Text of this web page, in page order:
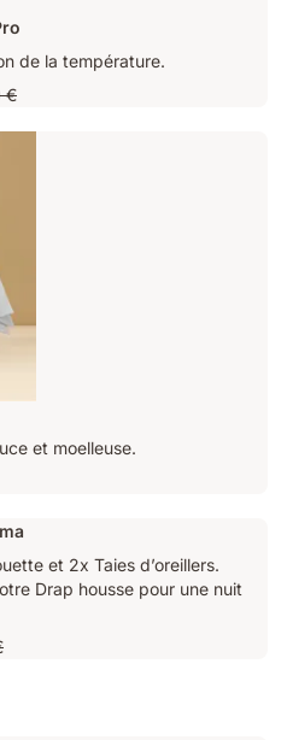
de la température.
€
et moelleuse.
et 2x Taies d’oreillers.
Drap housse pour une nuit